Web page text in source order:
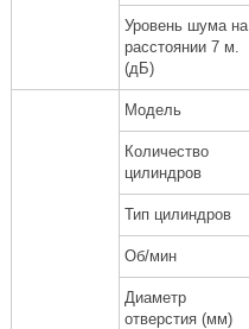
Уровень шума на
расстоянии 7 м.
(дБ)
Модель
Количество
цилиндров
Тип цилиндров
Об/мин
Диаметр
отверстия (мм)